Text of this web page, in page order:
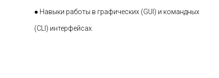
● Навыки работы в графических (GUI) и командных
(CLI) интерфейсах.